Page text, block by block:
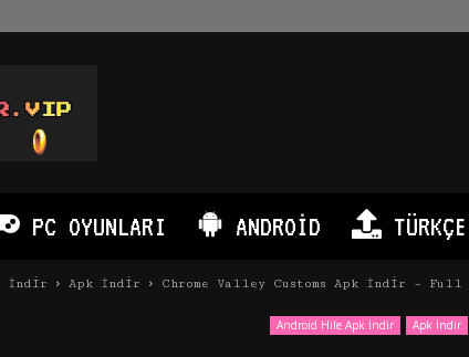
PC OYUNLARI ANDROID
İndir Apk İndir Chrome Valley Customs Apk İndir –
Android Hile Apk İndir Apk İndir